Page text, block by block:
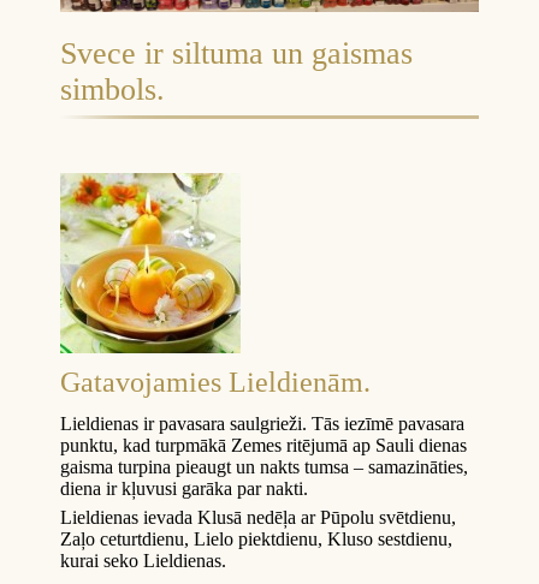
Svece ir siltuma un gaismas
simbols.
Gatavojamies Lieldienām.
Lieldienas ir pavasara saulgrieži. Tās iezīmē pavasara
punktu, kad turpmākā Zemes ritējumā ap Sauli dienas
gaisma turpina pieaugt un nakts tumsa – samazināties,
diena ir kļuvusi garāka par nakti.
Lieldienas ievada Klusā nedēļa ar Pūpolu svētdienu,
Zaļo ceturtdienu, Lielo piektdienu, Kluso sestdienu,
kurai seko Lieldienas.